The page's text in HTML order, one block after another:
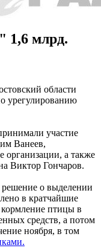
1,6 млрд.
области
урегулированию
участие
Ванеев,
а также
Виктор Гончаров.
решение о выделении
в кратчайшие
птицы в
средств, а потом
ноября, в том